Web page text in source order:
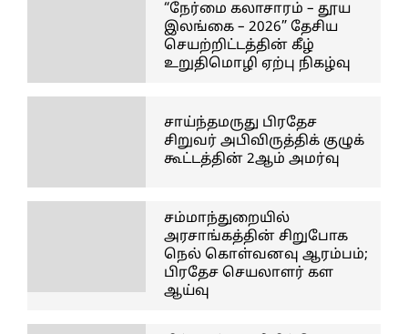
“நேர்மை கலாசாரம் – தூய
இலங்கை – 2026” தேசிய
செயற்றிட்டத்தின் கீழ்
உறுதிமொழி ஏற்பு நிகழ்வு
சாய்ந்தமருது பிரதேச
சிறுவர் அபிவிருத்திக் குழுக்
கூட்டத்தின் 2ஆம் அமர்வு
சம்மாந்துறையில்
அரசாங்கத்தின் சிறுபோக
நெல் கொள்வனவு ஆரம்பம்;
பிரதேச செயலாளர் கள
ஆய்வு